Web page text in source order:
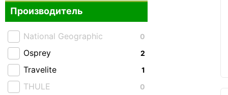
Производитель
0
National Geographic
2
Osprey
1
Travelite
0
THULE